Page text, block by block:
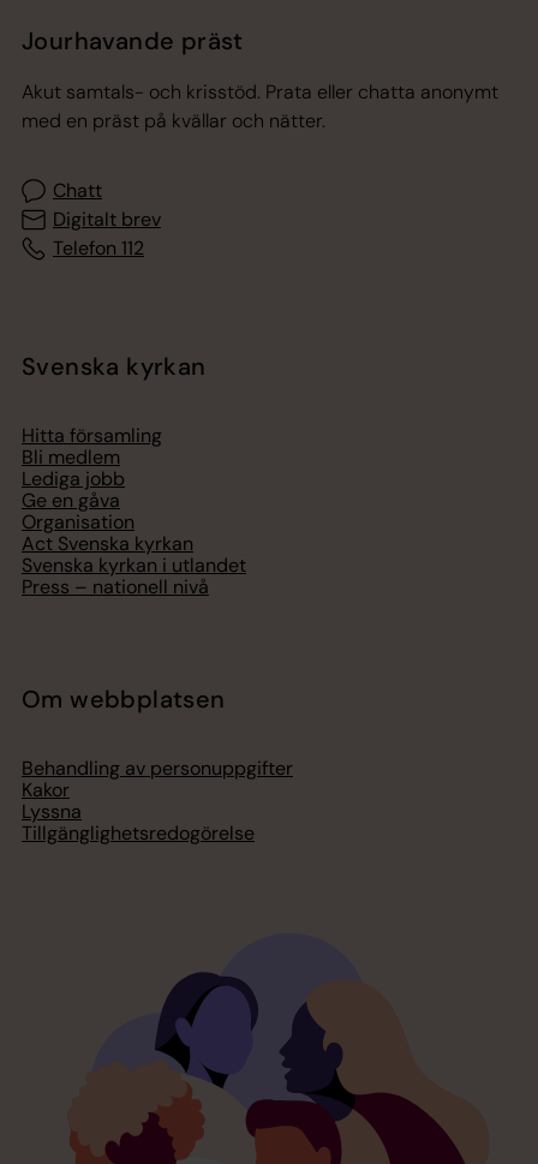
Jourhavande präst
Akut samtals- och krisstöd. Prata eller chatta anonymt
med en präst på kvällar och nätter.
Chatt
Digitalt brev
Telefon 112
Svenska kyrkan
Hitta församling
Bli medlem
Lediga jobb
Ge en gåva
Organisation
Act Svenska kyrkan
Svenska kyrkan i utlandet
Press – nationell nivå
Om webbplatsen
Behandling av personuppgifter
Kakor
Lyssna
Tillgänglighetsredogörelse